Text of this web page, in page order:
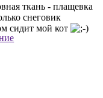
ткань - плащевка
снеговик
сидит мой кот